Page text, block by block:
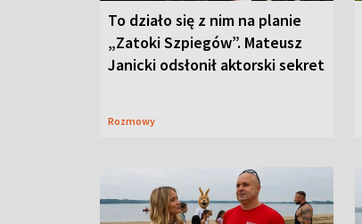
To działo się z nim na planie
„Zatoki Szpiegów”. Mateusz
Janicki odsłonił aktorski sekret
Rozmowy